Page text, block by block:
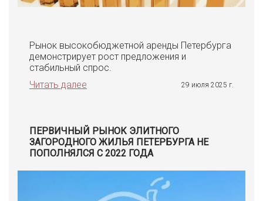
Рынок высокобюджетной аренды Петербурга
демонстрирует рост предложения и
стабильный спрос.
Читать далее
29 июля 2025 г.
ПЕРВИЧНЫЙ РЫНОК ЭЛИТНОГО
ЗАГОРОДНОГО ЖИЛЬЯ ПЕТЕРБУРГА НЕ
ПОПОЛНЯЛСЯ С 2022 ГОДА